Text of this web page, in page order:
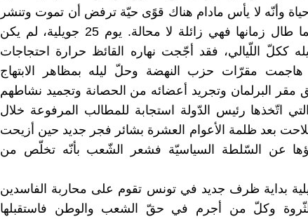
وأنّه لا يأس ‏مادام هناك قوًى حيّة ترفض أن تموت ‏وتنشر
النّور وسط العتمة مهما طال زمانها ‏فهي زائلة لا محالة. يوم 25 جويلية، لم ‏يكن
ككلّ اللّيالي، ‏فقد أجّجت نهاره القائظ حرارة احتجاجات
هاجمت مقرّات حزب ‏النهضة وحلّ ليله بمظاهر الابتهاج
مقر البرلمان وتجريد ‏أعضائه من الحصانة وتجميد نشاطهم
اتّخذها رئيس الدّولة ‏استجابة للمطالب المرفوعة خلال
فلاحت بعد ظلمة ‏الأعوام العشرة بشائر فجر جديد حين ‏أزيحت
عن ‏السّلطة السياسيّة فشعر الشّعب بأنّه تخلّص ‏من
مثّل يوم 25 جويلية بداية ظرف ‏جديد في تونس تقوم على محاربة الفاسدين
الثّروة وكلّ من أجرم ‏في حقّ الشعب والوطن فاستقبلها